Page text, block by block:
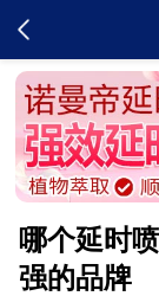
哪个延时
强的品牌